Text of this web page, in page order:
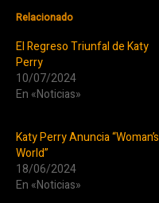
Relacionado
El Regreso Triunfal de Katy
Perry
10/07/2024
En «Noticias»
Katy Perry Anuncia “Woman’s
World”
18/06/2024
En «Noticias»